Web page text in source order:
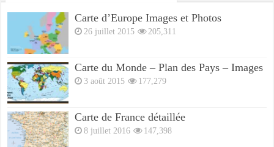
Carte d’Europe Images et Photos
26 juillet 2015 205,311
Carte du Monde – Plan des Pays – Images
3 août 2015 177,279
Carte de France détaillée
8 juillet 2016 147,398